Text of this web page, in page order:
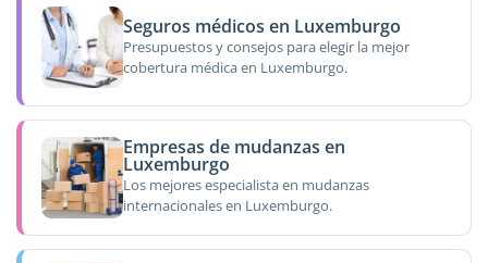
Seguros médicos en Luxemburgo
Presupuestos y consejos para elegir la mejor
cobertura médica en Luxemburgo.
Empresas de mudanzas en
Luxemburgo
Los mejores especialista en mudanzas
internacionales en Luxemburgo.